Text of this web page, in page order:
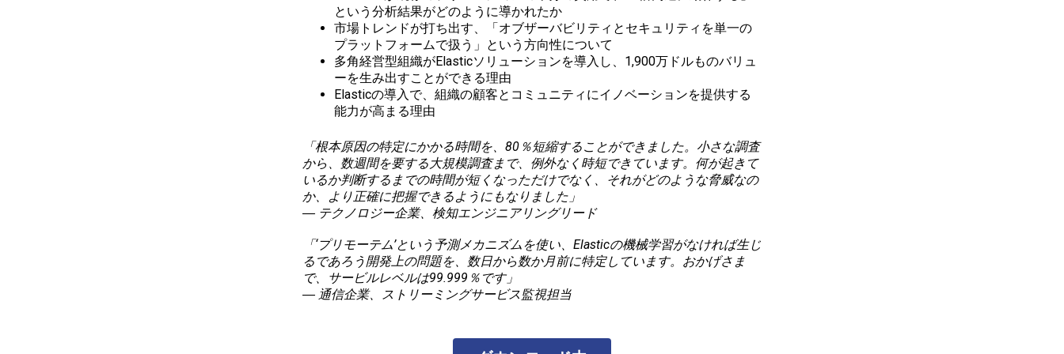
という分析結果がどのように導かれたか
市場トレンドが打ち出す、「オブザーバビリティとセキュリティを単一の
プラットフォームで扱う」という方向性について
多角経営型組織がElasticソリューションを導入し、1,900万ドルものバリュ
ーを生み出すことができる理由
Elasticの導入で、組織の顧客とコミュニティにイノベーションを提供する
能力が高まる理由
「根本原因の特定にかかる時間を、80％短縮することができました。小さな調査
から、数週間を要する大規模調査まで、例外なく時短できています。何が起きて
いるか判断するまでの時間が短くなっただけでなく、それがどのような脅威なの
か、より正確に把握できるようにもなりました」
― テクノロジー企業、検知エンジニアリングリード
「‘プリモーテム’という予測メカニズムを使い、Elasticの機械学習がなければ生じ
るであろう開発上の問題を、数日から数か月前に特定しています。おかげさま
で、サービルレベルは99.999％です」
― 通信企業、ストリーミングサービス監視担当